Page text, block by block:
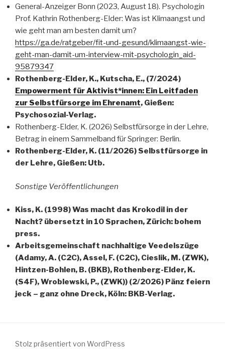
General-Anzeiger Bonn (2023, August 18). Psychologin
Prof. Kathrin Rothenberg-Elder: Was ist Klimaangst und
wie geht man am besten damit um?
https://ga.de/ratgeber/fit-und-gesund/klimaangst-wie-
geht-man-damit-um-interview-mit-psychologin_aid-
95879347
Rothenberg-Elder, K., Kutscha, E., (7/2024)
Empowerment für Aktivist*innen: Ein Leitfaden
zur Selbstfürsorge im Ehrenamt, Gießen:
Psychosozial-Verlag.
Rothenberg-Elder, K. (2026) Selbstfürsorge in der Lehre,
Betrag in einem Sammelband für Springer: Berlin.
Rothenberg-Elder, K. (11/2026) Selbstfürsorge in
der Lehre, Gießen: Utb.
Sonstige Veröffentlichungen
Kiss, K. (1998) Was macht das Krokodil in der
Nacht? übersetzt in 10 Sprachen, Zürich: bohem
press.
Arbeitsgemeinschaft nachhaltige Veedelszüge
(Adamy, A. (C2C), Assel, F. (C2C), Cieslik, M. (ZWK),
Hintzen-Bohlen, B. (BKB), Rothenberg-Elder, K.
(S4F), Wroblewski, P., (ZWK)) (2/2026) Pänz feiern
jeck – ganz ohne Dreck, Köln: BKB-Verlag.
Stolz präsentiert von WordPress